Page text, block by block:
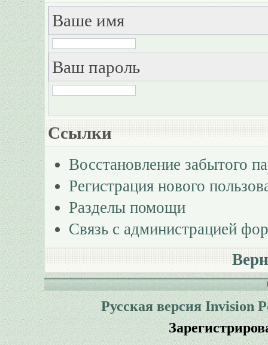
Ваше имя
Ваш пароль
Ссылки
Восстановление забытого
Регистрация нового
Разделы помощи
Связь с администрацией
Русская версия Invision